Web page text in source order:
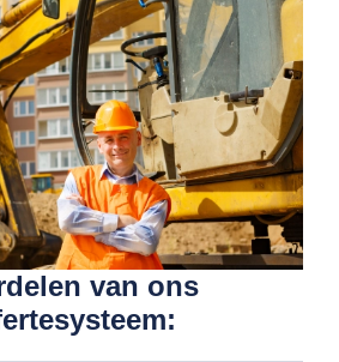
van ons